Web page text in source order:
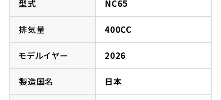
法人向けサービス
お問い合わせ
型式 NC65
排気量 400CC
モデルイヤー 2026
製造国名 日本
ホンダドリーム 宮城岩沼
福島県
ホンダドリーム 郡山
ホンダドリーム 葛飾
ホンダドリーム 大田
ホンダドリーム 立川
ホンダドリーム 一宮
ホンダドリーム 豊橋
ホンダドリーム 名古屋上小田井
ホンダドリーム 豊中
京都府
ホンダドリーム 京都伏見
ホンダドリーム 福山
徳島県
ホンダドリーム 徳島
ホンダドリーム 福岡西
熊本県
ホンダドリーム 熊本